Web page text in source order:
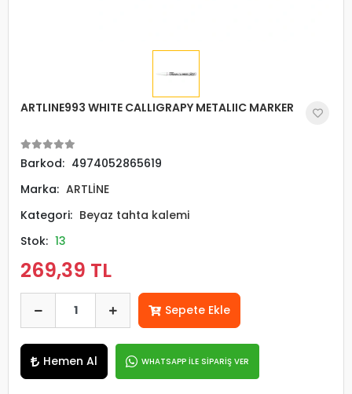
ARTLINE993 WHITE CALLIGRAPY METALIIC MARKER
Barkod: 4974052865619
Marka: ARTLİNE
Kategori: Beyaz tahta kalemi
Stok: 13
269,39 TL
Sepete Ekle
Hemen Al WHATSAPP İLE SİPARİŞ VER